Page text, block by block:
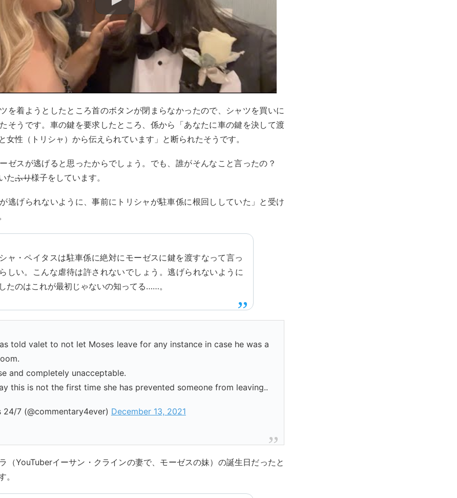
を着ようとしたところ首のボタンが閉まらなかったので、シャツを買いに
そうです。車の鍵を要求したところ、係から「あなたに車の鍵を決して渡
女性（トリシャ）から伝えられています」と断られたそうです。
ゼスが逃げると思ったからでしょう。でも、誰がそんなこと言ったの？
たふり様子をしています。
逃げられないように、事前にトリシャが駐車係に根回ししていた」と受け
ャ・ペイタスは駐車係に絶対にモーゼスに鍵を渡すなって言っ
しい。こんな虐待は許されないでしょう。逃げられないように
たのはこれが最初じゃないの知ってる……。
told valet to not let Moses leave for any instance in case he was a
and completely unacceptable.
this is not the first time she has prevented someone from leaving..
7 (@commentary4ever) December 13, 2021
（YouTuberイーサン・クラインの妻で、モーゼスの妹）の誕生日だったと
。